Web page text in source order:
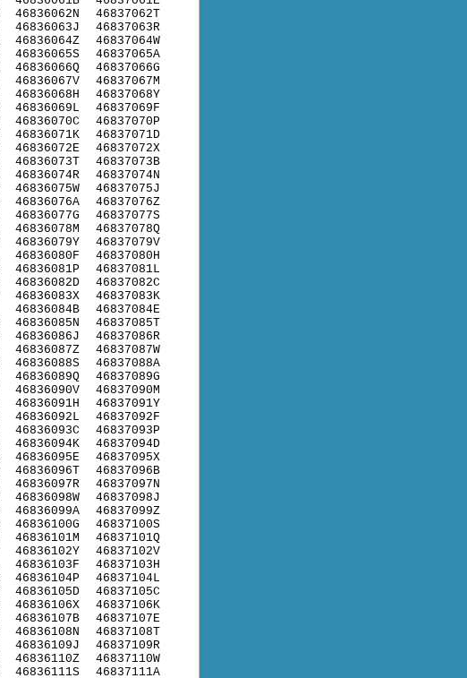
46836062N
46836063J
46836064Z
46836065S
46836066Q
46836067V
46836068H
46836069L
46836070C
46836071K
46836072E
46836073T
46836074R
46836075W
46836076A
46836077G
46836078M
46836079Y
46836080F
46836081P
46836082D
46836083X
46836084B
46836085N
46836086J
46836087Z
46836088S
46836089Q
46836090V
46836091H
46836092L
46836093C
46836094K
46836095E
46836096T
46836097R
46836098W
46836099A
46836100G
46836101M
46836102Y
46836103F
46836104P
46836105D
46836106X
46836107B
46836108N
46836109J
46836110Z
46836111S
46837062T
46837063R
46837064W
46837065A
46837066G
46837067M
46837068Y
46837069F
46837070P
46837071D
46837072X
46837073B
46837074N
46837075J
46837076Z
46837077S
46837078Q
46837079V
46837080H
46837081L
46837082C
46837083K
46837084E
46837085T
46837086R
46837087W
46837088A
46837089G
46837090M
46837091Y
46837092F
46837093P
46837094D
46837095X
46837096B
46837097N
46837098J
46837099Z
46837100S
46837101Q
46837102V
46837103H
46837104L
46837105C
46837106K
46837107E
46837108T
46837109R
46837110W
46837111A